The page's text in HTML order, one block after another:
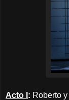
Acto I : Roberto